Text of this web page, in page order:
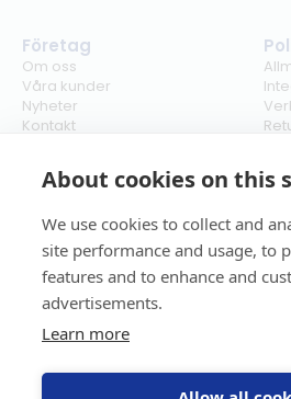
About cookies on this
We use cookies to collect and
site performance and usage, to
features and to enhance and
advertisements.
Learn more
Företag
Om oss
Våra kunder
Nyheter
Kontakt